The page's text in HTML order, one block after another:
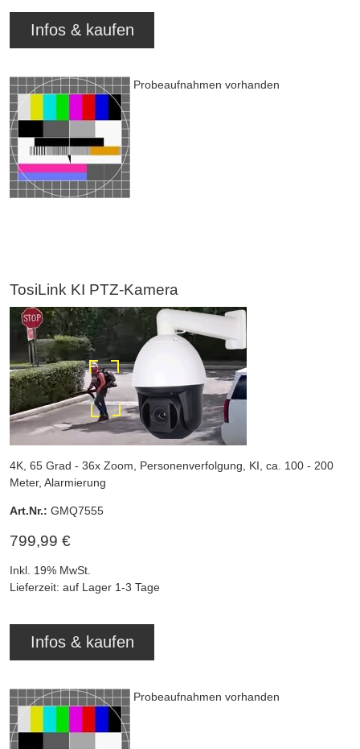
Infos & kaufen
Probeaufnahmen vorhanden
TosiLink KI PTZ-Kamera
4K, 65 Grad - 36x Zoom, Personenverfolgung, KI, ca. 100 - 200
Meter, Alarmierung
Art.Nr.: GMQ7555
799,99 €
Inkl. 19% MwSt.
Lieferzeit: auf Lager 1-3 Tage
Infos & kaufen
Probeaufnahmen vorhanden